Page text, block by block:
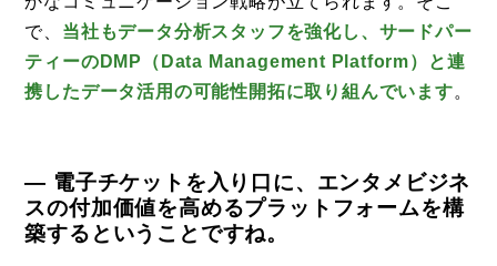
で、 当社もデータ分析スタッフを強化し、サードパー
ティーのDMP（Data Management Platform）と連
携したデータ活用の可能性開拓に取り組んでいます。
— 電子チケットを入り口に、エンタメビジネ
スの付加価値を高めるプラットフォームを構
築するということですね。